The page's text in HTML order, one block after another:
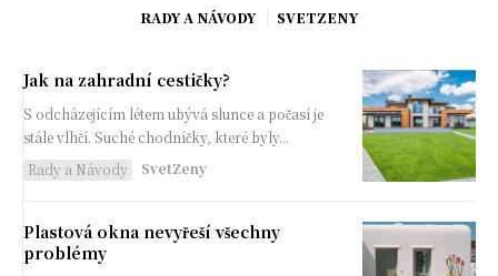
RADY A NÁVODY SVETZENY
Jak na zahradní cestičky?
S odcházejícím létem ubývá slunce a počasí je
stále vlhčí. Suché chodníčky, které byly...
Rady a Návody
SvetZeny
Plastová okna nevyřeší všechny
problémy